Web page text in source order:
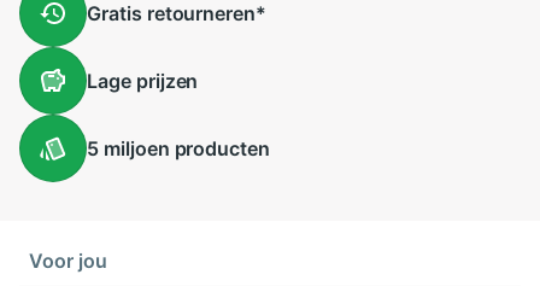
Gratis retourneren*
Lageprijzen
5 miljoen producten
Voor jou